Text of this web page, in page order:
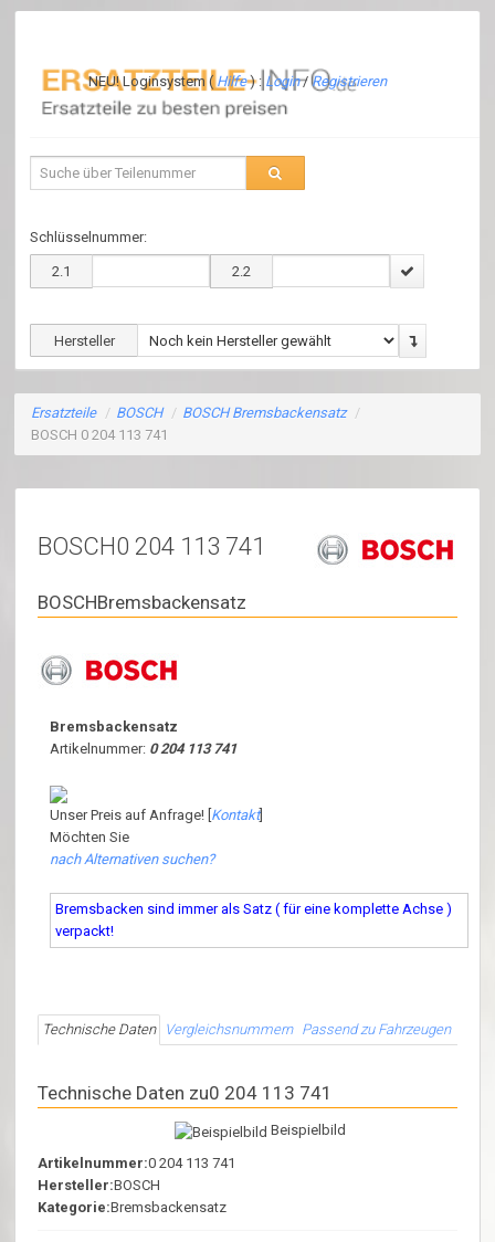
NEU! Loginsystem ( Hilfe) : Login/Registrieren
Schlüsselnummer:
2.1 2.2
Hersteller
Ersatzteile / BOSCH / BOSCH Bremsbackensatz /
BOSCH 0 204 113 741
BOSCH0 204 113 741
BOSCHBremsbackensatz
Bremsbackensatz
Artikelnummer: 0 204 113 741
Unser Preis auf Anfrage! [ Kontakt]
Möchten Sie
nach Alternativen suchen?
Bremsbacken sind immer als Satz ( für eine komplette Achse )
verpackt!
Technische Daten Vergleichsnummern Passend zu Fahrzeugen
Technische Daten zu0 204 113 741
Beispielbild
Artikelnummer:0 204 113 741
Hersteller:BOSCH
Kategorie:Bremsbackensatz